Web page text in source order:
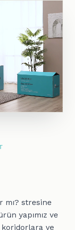
mı? stresine
yapımız ve
koridorlara ve